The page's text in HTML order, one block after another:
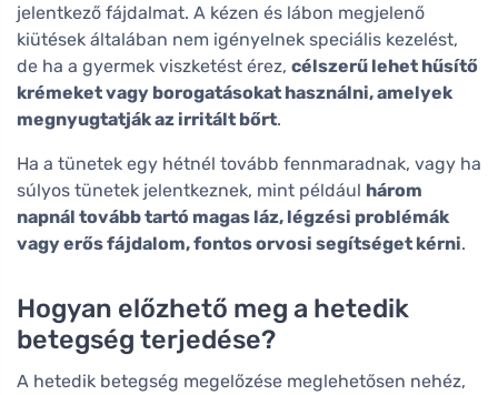
jelentkező fájdalmat. A kézen és lábon megjelenő
kiütések általában nem igényelnek speciális kezelést,
de ha a gyermek viszketést érez, célszerű lehet hűsítő
krémeket vagy borogatásokat használni, amelyek
megnyugtatják az irritált bőrt.
Ha a tünetek egy hétnél tovább fennmaradnak, vagy ha
súlyos tünetek jelentkeznek, mint például három
napnál tovább tartó magas láz, légzési problémák
vagy erős fájdalom, fontos orvosi segítséget kérni.
Hogyan előzhető meg a hetedik
betegség terjedése?
A hetedik betegség megelőzése meglehetősen nehéz,